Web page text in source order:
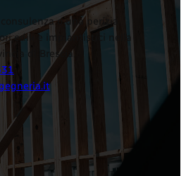
o una perizia
edili e impiantistici nella
di Brescia.